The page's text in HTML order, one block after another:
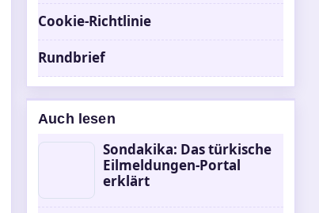
Cookie-Richtlinie
Rundbrief
Auch lesen
Sondakika: Das türkische
Eilmeldungen-Portal
erklärt